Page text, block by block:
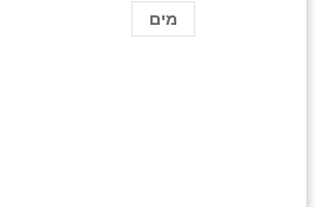
מים